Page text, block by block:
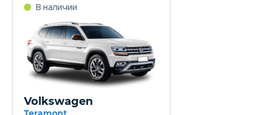
В наличии
Volkswagen